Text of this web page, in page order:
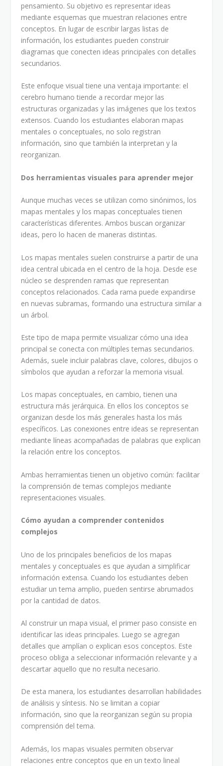
pensamiento. Su objetivo es representar ideas
mediante esquemas que muestran relaciones entre
conceptos. En lugar de escribir largas listas de
información, los estudiantes pueden construir
diagramas que conecten ideas principales con detalles
secundarios.
Este enfoque visual tiene una ventaja importante: el
cerebro humano tiende a recordar mejor las
estructuras organizadas y las imágenes que los textos
extensos. Cuando los estudiantes elaboran mapas
mentales o conceptuales, no solo registran
información, sino que también la interpretan y la
reorganizan.
Dos herramientas visuales para aprender mejor
Aunque muchas veces se utilizan como sinónimos, los
mapas mentales y los mapas conceptuales tienen
características diferentes. Ambos buscan organizar
ideas, pero lo hacen de maneras distintas.
Los mapas mentales suelen construirse a partir de una
idea central ubicada en el centro de la hoja. Desde ese
núcleo se desprenden ramas que representan
conceptos relacionados. Cada rama puede expandirse
en nuevas subramas, formando una estructura similar a
un árbol.
Este tipo de mapa permite visualizar cómo una idea
principal se conecta con múltiples temas secundarios.
Además, suele incluir palabras clave, colores, dibujos o
símbolos que ayudan a reforzar la memoria visual.
Los mapas conceptuales, en cambio, tienen una
estructura más jerárquica. En ellos los conceptos se
organizan desde los más generales hasta los más
específicos. Las conexiones entre ideas se representan
mediante líneas acompañadas de palabras que explican
la relación entre los conceptos.
Ambas herramientas tienen un objetivo común: facilitar
la comprensión de temas complejos mediante
representaciones visuales.
Cómo ayudan a comprender contenidos
complejos
Uno de los principales beneficios de los mapas
mentales y conceptuales es que ayudan a simplificar
información extensa. Cuando los estudiantes deben
estudiar un tema amplio, pueden sentirse abrumados
por la cantidad de datos.
Al construir un mapa visual, el primer paso consiste en
identificar las ideas principales. Luego se agregan
detalles que amplían o explican esos conceptos. Este
proceso obliga a seleccionar información relevante y a
descartar aquello que no resulta necesario.
De esta manera, los estudiantes desarrollan habilidades
de análisis y síntesis. No se limitan a copiar
información, sino que la reorganizan según su propia
comprensión del tema.
Además, los mapas visuales permiten observar
relaciones entre conceptos que en un texto lineal